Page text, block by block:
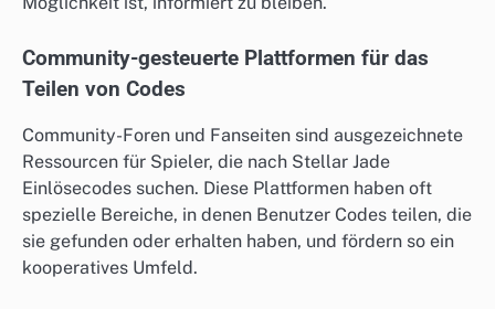
Community-gesteuerte Plattformen für das
Teilen von Codes
Community-Foren und Fanseiten sind ausgezeichnete
Ressourcen für Spieler, die nach Stellar Jade
Einlösecodes suchen. Diese Plattformen haben oft
spezielle Bereiche, in denen Benutzer Codes teilen, die
sie gefunden oder erhalten haben, und fördern so ein
kooperatives Umfeld.